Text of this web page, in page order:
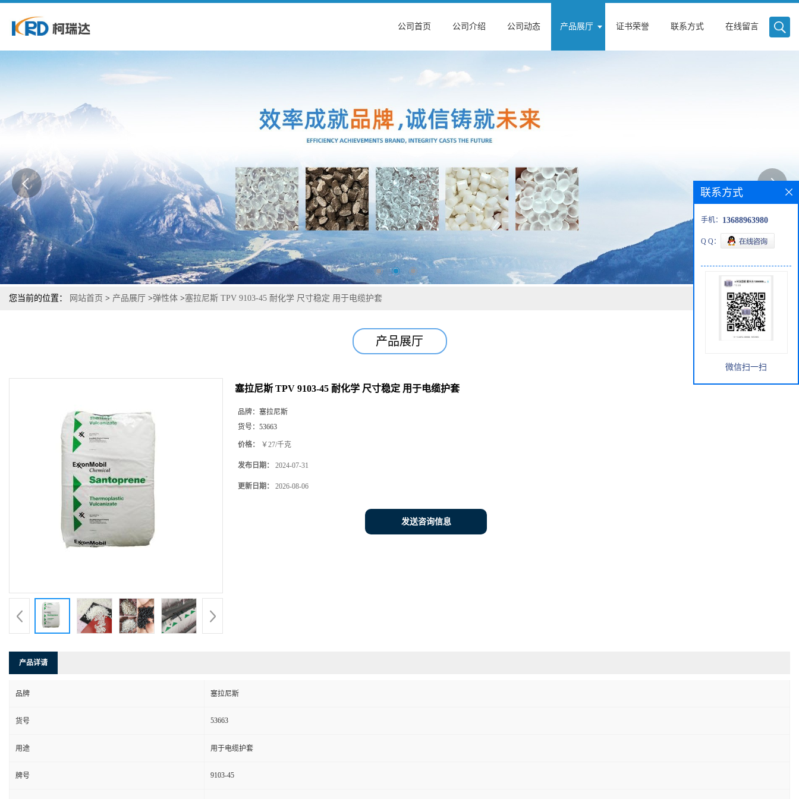
公司首页 公司介绍 公司动态 产品展厅 证书荣誉 联系方式 在线留言
您当前的位置： 网站首页 > 产品展厅 >弹性体 >塞拉尼斯 TPV 9103-45 耐化学 尺寸稳定 用于电缆护套
产品展厅
塞拉尼斯 TPV 9103-45 耐化学 尺寸稳定 用于电缆护套
品牌： 塞拉尼斯
货号： 53663
价格： ￥27/千克
发布日期： 2024-07-31
更新日期： 2026-08-06
发送咨询信息
产品详请
品牌 塞拉尼斯
货号 53663
用途 用于电缆护套
牌号 9103-45
联系方式
手机： 13688963980
Q Q：
微信扫一扫